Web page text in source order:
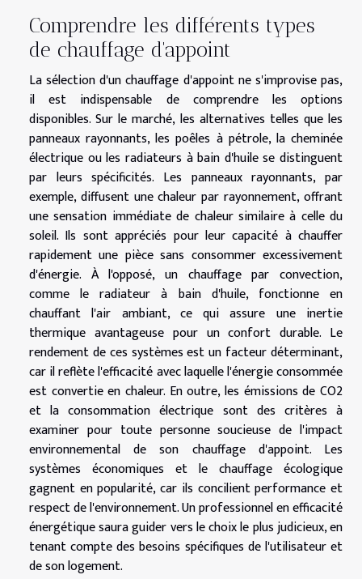
Comprendre les différents types
de chauffage d'appoint
La sélection d'un chauffage d'appoint ne s'improvise pas,
il est indispensable de comprendre les options
disponibles. Sur le marché, les alternatives telles que les
panneaux rayonnants, les poêles à pétrole, la cheminée
électrique ou les radiateurs à bain d'huile se distinguent
par leurs spécificités. Les panneaux rayonnants, par
exemple, diffusent une chaleur par rayonnement, offrant
une sensation immédiate de chaleur similaire à celle du
soleil. Ils sont appréciés pour leur capacité à chauffer
rapidement une pièce sans consommer excessivement
d'énergie. À l'opposé, un chauffage par convection,
comme le radiateur à bain d'huile, fonctionne en
chauffant l'air ambiant, ce qui assure une inertie
thermique avantageuse pour un confort durable. Le
rendement de ces systèmes est un facteur déterminant,
car il reflète l'efficacité avec laquelle l'énergie consommée
est convertie en chaleur. En outre, les émissions de CO2
et la consommation électrique sont des critères à
examiner pour toute personne soucieuse de l'impact
environnemental de son chauffage d'appoint. Les
systèmes économiques et le chauffage écologique
gagnent en popularité, car ils concilient performance et
respect de l'environnement. Un professionnel en efficacité
énergétique saura guider vers le choix le plus judicieux, en
tenant compte des besoins spécifiques de l'utilisateur et
de son logement.